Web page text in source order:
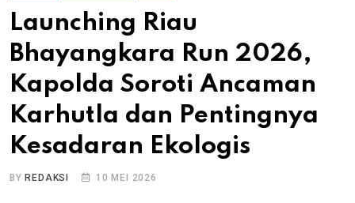
Launching Riau
Bhayangkara Run 2026,
Kapolda Soroti Ancaman
Karhutla dan Pentingnya
Kesadaran Ekologis
BYREDAKSI 10 MEI 2026